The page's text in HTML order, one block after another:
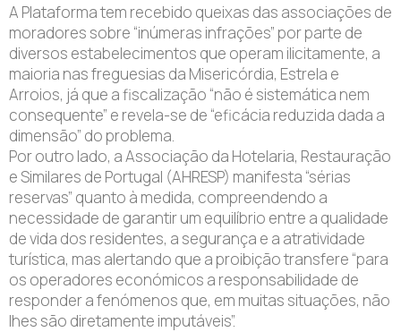
A Plataforma tem recebido queixas das associações de
moradores sobre “inúmeras infrações” por parte de
diversos estabelecimentos que operam ilicitamente, a
maioria nas freguesias da Misericórdia, Estrela e
Arroios, já que a fiscalização “não é sistemática nem
consequente” e revela-se de “eficácia reduzida dada a
dimensão” do problema.
Por outro lado, a Associação da Hotelaria, Restauração
e Similares de Portugal (AHRESP) manifesta “sérias
reservas” quanto à medida, compreendendo a
necessidade de garantir um equilíbrio entre a qualidade
de vida dos residentes, a segurança e a atratividade
turística, mas alertando que a proibição transfere “para
os operadores económicos a responsabilidade de
responder a fenómenos que, em muitas situações, não
lhes são diretamente imputáveis”.